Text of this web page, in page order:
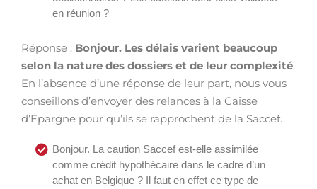
en réunion ?
Réponse : Bonjour. Les délais varient beaucoup
selon la nature des dossiers et de leur complexité.
En l’absence d’une réponse de leur part, nous vous
conseillons d’envoyer des relances à la Caisse
d’Epargne pour qu’ils se rapprochent de la Saccef.
Bonjour. La caution Saccef est-elle assimilée
comme crédit hypothécaire dans le cadre d’un
achat en Belgique ? Il faut en effet ce type de